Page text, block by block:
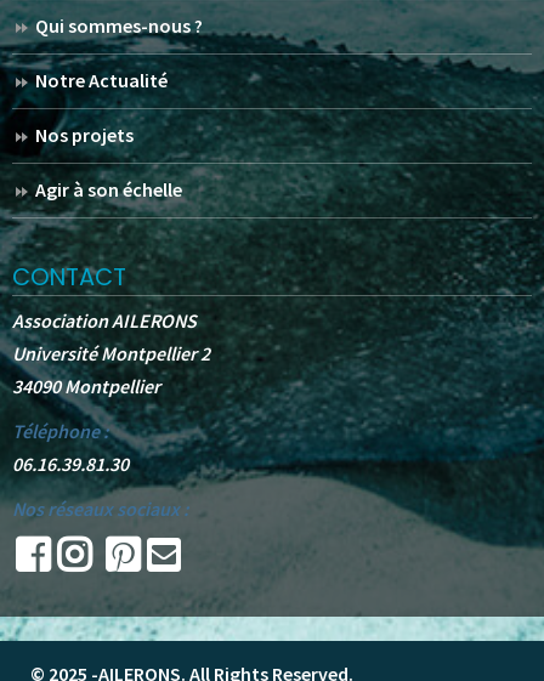
Qui sommes-nous ?
Notre Actualité
Nos projets
Agir à son échelle
CONTACT
Association AILERONS
Université Montpellier 2
34090 Montpellier
Téléphone :
06.16.39.81.30
Nos réseaux sociaux :
© 2025 -AILERONS. All Rights Reserved.